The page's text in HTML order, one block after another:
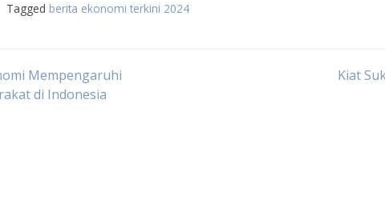
Tagged berita ekonomi terkini 2024
Mempengaruhi
di Indonesia
Kiat